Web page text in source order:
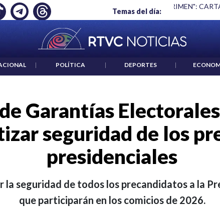
Temas del día:
UN CRIMEN": CARTA DE BETO CORAL ABELARDO DE
| POLÍTICA | DEPORTES |
Garantías
seguridad de los
presidenciales
la seguridad de todos los precandidatos a la
que participarán en los comicios de 2026.